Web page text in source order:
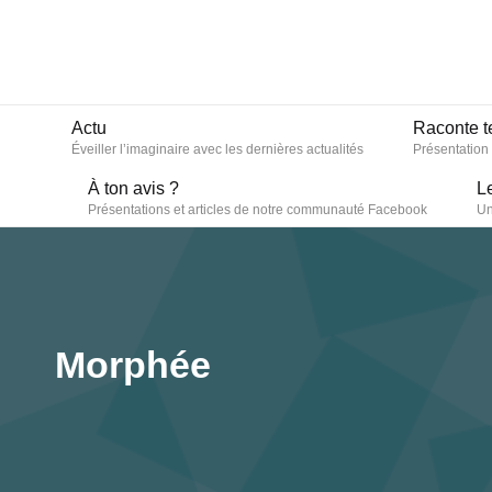
Actu
Éveiller l’imaginaire avec les dernières actualités
Raconte
À ton avis ?
Présentations et articles de notre communauté Facebook
Morphée